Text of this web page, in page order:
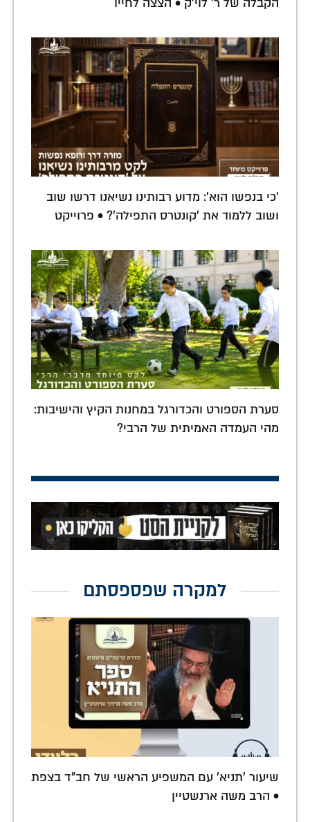
'כי בנפשו הוא': מדוע רבותינו נשיאנו דרשו שוב
ושוב ללמוד את 'קונטרס התפילה'? • פרוייקט
סערת הספורט והכדורגל במחנות הקיץ והישיבות:
מהי העמדה האמיתית של הרבי?
למקרה שפספסתם
שיעור 'תניא' עם המשפיע הראשי של חב"ד בצפת
• הרב משה ארנשטיין